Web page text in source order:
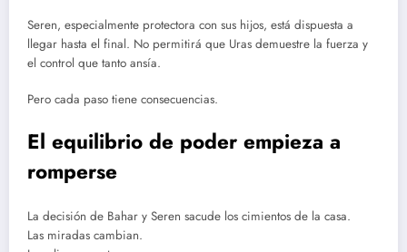
Seren, especialmente protectora con sus hijos, está dispuesta a
llegar hasta el final. No permitirá que Uras demuestre la fuerza y
el control que tanto ansía.
Pero cada paso tiene consecuencias.
El equilibrio de poder empieza a
romperse
La decisión de Bahar y Seren sacude los cimientos de la casa.
Las miradas cambian.